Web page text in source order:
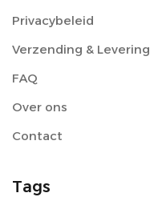
Privacybeleid
Verzending & Levering
FAQ
Over ons
Contact
Tags